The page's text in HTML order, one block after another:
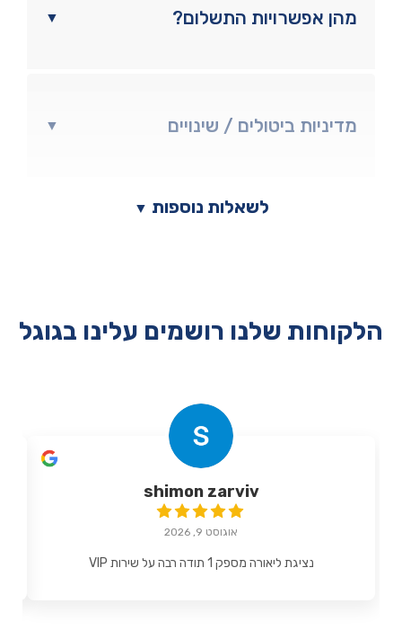
▼ מהן אפשרויות התשלום?
▼ מדיניות ביטולים / שינויים
▼ לשאלות נוספות
הלקוחות שלנו רושמים עלינו בגוגל
shimon zarviv
אוגוסט 9, 2026
נציגת ליאורה מספק 1 תודה רבה על שירות VIP